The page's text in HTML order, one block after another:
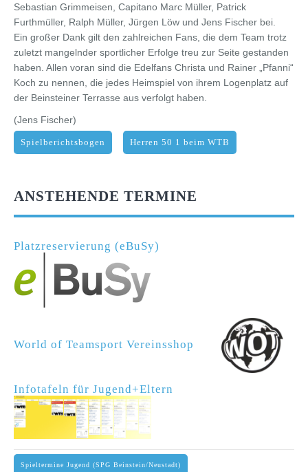
Sebastian Grimmeisen, Capitano Marc Müller, Patrick
Furthmüller, Ralph Müller, Jürgen Löw und Jens Fischer bei.
Ein großer Dank gilt den zahlreichen Fans, die dem Team trotz
zuletzt mangelnder sportlicher Erfolge treu zur Seite gestanden
haben. Allen voran sind die Edelfans Christa und Rainer „Pfanni“
Koch zu nennen, die jedes Heimspiel von ihrem Logenplatz auf
der Beinsteiner Terrasse aus verfolgt haben.
(Jens Fischer)
Spielberichtsbogen Herren 50 1 beim WTB
ANSTEHENDE TERMINE
Platzreservierung (eBuSy)
World of Teamsport Vereinsshop
Infotafeln für Jugend+Eltern
Spieltermine Jugend (SPG Beinstein/Neustadt)